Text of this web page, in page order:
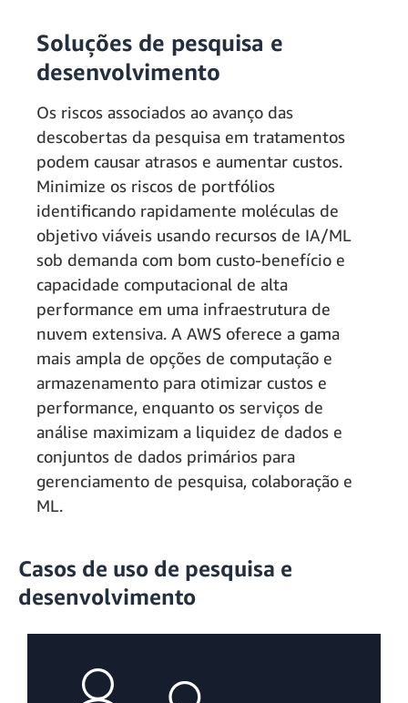
Soluções de pesquisa e
desenvolvimento
Os riscos associados ao avanço das
descobertas da pesquisa em tratamentos
podem causar atrasos e aumentar custos.
Minimize os riscos de portfólios
identificando rapidamente moléculas de
objetivo viáveis usando recursos de IA/ML
sob demanda com bom custo-benefício e
capacidade computacional de alta
performance em uma infraestrutura de
nuvem extensiva. A AWS oferece a gama
mais ampla de opções de computação e
armazenamento para otimizar custos e
performance, enquanto os serviços de
análise maximizam a liquidez de dados e
conjuntos de dados primários para
gerenciamento de pesquisa, colaboração e
ML.
Casos de uso de pesquisa e
desenvolvimento